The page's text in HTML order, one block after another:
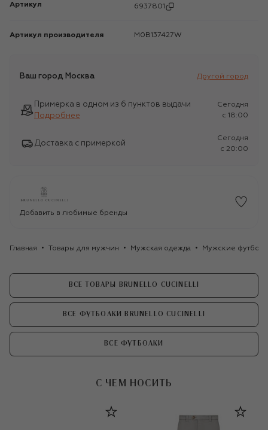
Артикул 6937801
Артикул производителя M0B137427W
Ваш город Москва Другой город
Примерка в одном из 6 пунктов выдачи
Подробнее
Сегодня
c 18:00
Доставка с примеркой
Сегодня
c 20:00
Добавить в любимые бренды
Главная Товары для мужчин Мужская одежда Мужские
ВСЕ ТОВАРЫ BRUNELLO CUCINELLI
ВСЕ ФУТБОЛКИ BRUNELLO CUCINELLI
ВСЕ ФУТБОЛКИ
С ЧЕМ НОСИТЬ